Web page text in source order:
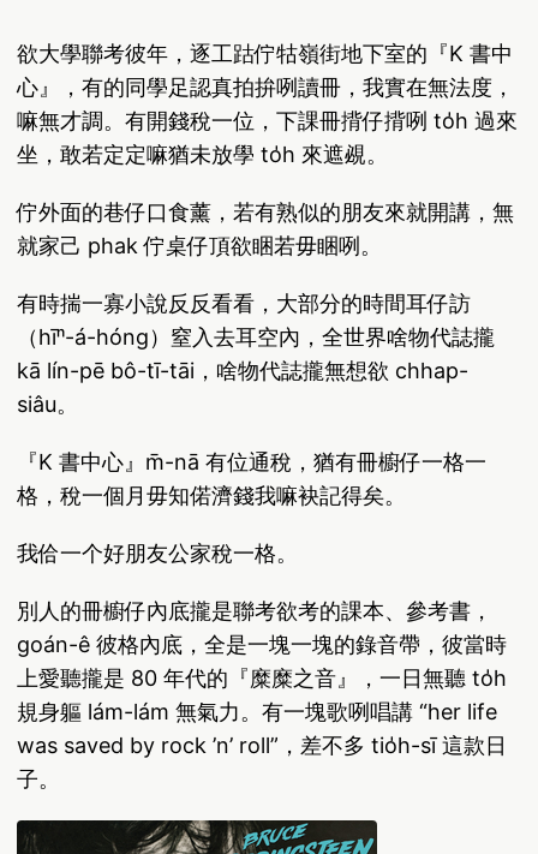
欲大學聯考彼年，逐工跍佇牯嶺街地下室的『K 書中
心』，有的同學足認真拍拚咧讀冊，我實在無法度，
嘛無才調。有開錢稅一位，下課冊揹仔揹咧 to̍h 過來
坐，敢若定定嘛猶未放學 to̍h 來遮覕。
佇外面的巷仔口食薰，若有熟似的朋友來就開講，無
就家己 phak 佇桌仔頂欲睏若毋睏咧。
有時揣一寡小說反反看看，大部分的時間耳仔訪
（hīⁿ-á-hóng）窒入去耳空內，全世界啥物代誌攏
kā lín-pē bô-tī-tāi，啥物代誌攏無想欲 chhap-
siâu。
『K 書中心』m̄-nā 有位通稅，猶有冊櫥仔一格一
格，稅一個月毋知偌濟錢我嘛袂記得矣。
我佮一个好朋友公家稅一格。
別人的冊櫥仔內底攏是聯考欲考的課本、參考書，
goán-ê 彼格內底，全是一塊一塊的錄音帶，彼當時
上愛聽攏是 80 年代的『糜糜之音』，一日無聽 to̍h
規身軀 lám-lám 無氣力。有一塊歌咧唱講 “her life
was saved by rock ’n’ roll”，差不多 tio̍h-sī 這款日
子。